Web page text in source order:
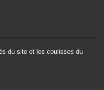
du site et les coulisses du